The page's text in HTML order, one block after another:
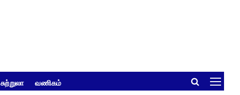
சுற்றுலா வணிகம்